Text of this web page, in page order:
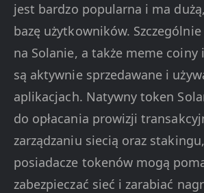
jest bardzo popularna i ma
bazę użytkowników. Szczególnie
na Solanie, a także meme
są aktywnie sprzedawane i
aplikacjach. Natywny token
do opłacania prowizji
zarządzaniu siecią oraz
posiadacze tokenów mogą
zabezpieczać sieć i zarabiać